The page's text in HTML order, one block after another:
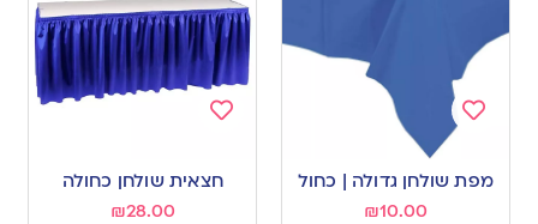
to
מפת שולחן גדולה | כחול
₪10.00
חצאית שולחן כחולה
₪28.00